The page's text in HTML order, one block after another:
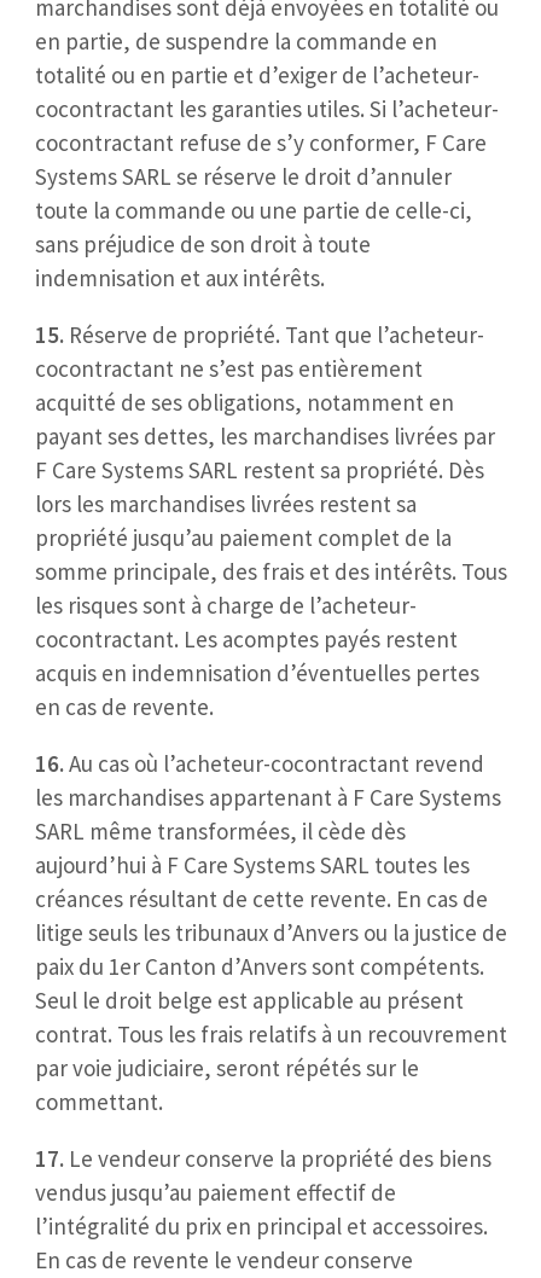
marchandises sont déjà envoyées en totalité ou
en partie, de suspendre la commande en
totalité ou en partie et d’exiger de l’acheteur-
cocontractant les garanties utiles. Si l’acheteur-
cocontractant refuse de s’y conformer, F Care
Systems SARL se réserve le droit d’annuler
toute la commande ou une partie de celle-ci,
sans préjudice de son droit à toute
indemnisation et aux intérêts.
15.Réserve de propriété. Tant que l’acheteur-
cocontractant ne s’est pas entièrement
acquitté de ses obligations, notamment en
payant ses dettes, les marchandises livrées par
F Care Systems SARL restent sa propriété. Dès
lors les marchandises livrées restent sa
propriété jusqu’au paiement complet de la
somme principale, des frais et des intérêts. Tous
les risques sont à charge de l’acheteur-
cocontractant. Les acomptes payés restent
acquis en indemnisation d’éventuelles pertes
en cas de revente.
16.Au cas où l’acheteur-cocontractant revend
les marchandises appartenant à F Care Systems
SARL même transformées, il cède dès
aujourd’hui à F Care Systems SARL toutes les
créances résultant de cette revente. En cas de
litige seuls les tribunaux d’Anvers ou la justice de
paix du 1er Canton d’Anvers sont compétents.
Seul le droit belge est applicable au présent
contrat. Tous les frais relatifs à un recouvrement
par voie judiciaire, seront répétés sur le
commettant.
17.Le vendeur conserve la propriété des biens
vendus jusqu’au paiement effectif de
l’intégralité du prix en principal et accessoires.
En cas de revente le vendeur conserve